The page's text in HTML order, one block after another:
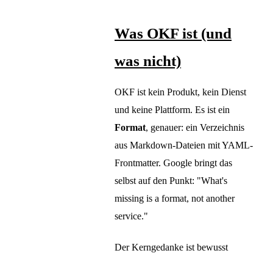
Was OKF ist (und
was nicht)
OKF ist kein Produkt, kein Dienst
und keine Plattform. Es ist ein
Format, genauer: ein Verzeichnis
aus Markdown-Dateien mit YAML-
Frontmatter. Google bringt das
selbst auf den Punkt: "What's
missing is a format, not another
service."
Der Kerngedanke ist bewusst